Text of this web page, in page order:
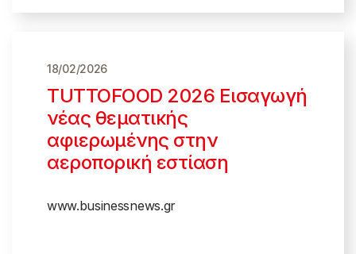
18/02/2026
TUTTOFOOD 2026 Εισαγωγή
νέας θεματικής
αφιερωμένης στην
αεροπορική εστίαση
www.businessnews.gr